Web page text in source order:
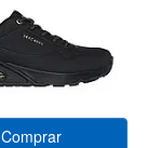
Comprar